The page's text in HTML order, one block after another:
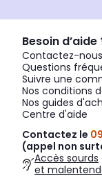
Besoin d’aide
Contactez-nous
Questions
Suivre une
Nos conditions
Nos guides
Centre d'aide
Contactez le
(appel non
Accès sourds
et